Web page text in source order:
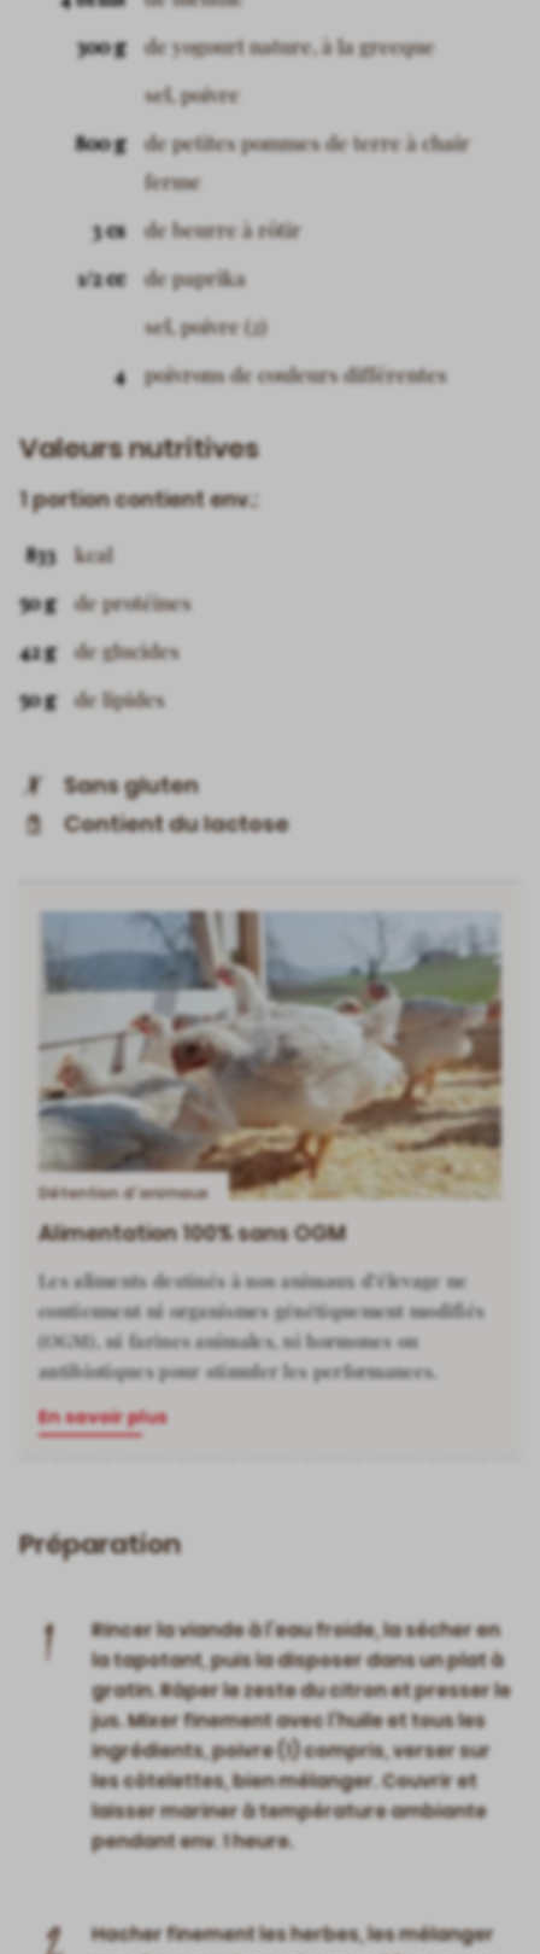
300 g
de yogourt nature, à la grecque
sel, poivre
800 g
de petites pommes de terre à chair
ferme
3 cs
de beurre à rôtir
1/2 cc
de paprika
sel, poivre (2)
4
poivrons de couleurs différentes
Valeurs nutritives
1 portion contient env.:
833
kcal
50 g
de protéines
42 g
de glucides
50 g
de lipides
Sans gluten
Contient du lactose
Détention d’animaux
Alimentation 100% sans OGM
Les aliments destinés à nos animaux d’élevage ne
contiennent ni organismes génétiquement modifiés
(OGM), ni farines animales, ni hormones ou
antibiotiques pour stimuler les performances.
En savoir plus
Préparation
1
Rincer la viande à l’eau froide, la sécher en
la tapotant, puis la disposer dans un plat à
gratin. Râper le zeste du citron et presser le
jus. Mixer finement avec l’huile et tous les
ingrédients, poivre (1) compris, verser sur
les côtelettes, bien mélanger. Couvrir et
laisser mariner à température ambiante
pendant env. 1 heure.
Hacher finement les herbes, les mélanger